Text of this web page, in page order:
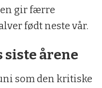
gir færre
født neste vår.
siste årene
som den kritiske